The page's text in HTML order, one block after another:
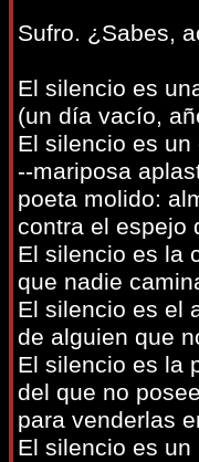
Sufro. ¿Sabes,
El silencio es
(un día vacío,
El silencio es un
--mariposa
poeta molido:
contra el espejo
El silencio es la
que nadie
El silencio es el
de alguien que
El silencio es la
del que no
para venderlas
El silencio es un